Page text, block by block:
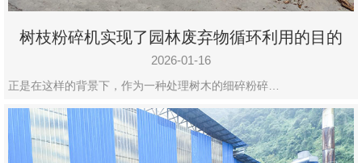
树枝粉碎机实现了园林废弃物循环利用的目的
2026-01-16
正是在这样的背景下，作为一种处理树木的细碎粉碎…